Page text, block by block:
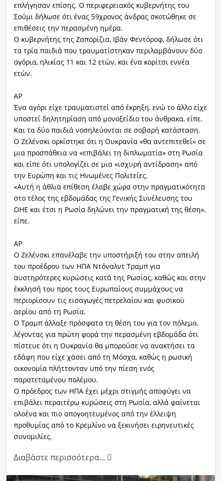
επλήγησαν επίσης. Ο περιφερειακός κυβερνήτης του
Σούμι δήλωσε ότι ένας 59χρονος άνδρας σκοτώθηκε σε
επιθέσεις την περασμένη ημέρα.
Ο κυβερνήτης της Ζαπορίζια, Ιβάν Φεντόροφ, δήλωσε ότι
τα τρία παιδιά που τραυματίστηκαν περιλαμβάνουν δύο
αγόρια, ηλικίας 11 και 12 ετών, και ένα κορίτσι εννέα
ετών.
ΑΡ
Ένα αγόρι είχε τραυματιστεί από έκρηξη, ενώ το άλλο είχε
υποστεί δηλητηρίαση από μονοξείδιο του άνθρακα, είπε.
Και τα δύο παιδιά νοσηλεύονται σε σοβαρή κατάσταση.
Ο Ζελένσκι ορκίστηκε ότι η Ουκρανία «θα αντεπιτεθεί» σε
μια προσπάθεια να «επιβάλει τη διπλωματία» στη Ρωσία
και είπε ότι υπολογίζει σε μια «ισχυρή αντίδραση» από
την Ευρώπη και τις Ηνωμένες Πολιτείες.
«Αυτή η άθλια επίθεση έλαβε χώρα στην πραγματικότητα
στο τέλος της εβδομάδας της Γενικής Συνέλευσης του
ΟΗΕ και έτσι η Ρωσία δηλώνει την πραγματική της θέση»,
είπε.
ΑΡ
Ο Ζελένσκι επανέλαβε την υποστήριξή του στην απειλή
του προέδρου των ΗΠΑ Ντόναλντ Τραμπ για
αυστηρότερες κυρώσεις κατά της Ρωσίας, καθώς και στην
έκκλησή του προς τους Ευρωπαίους συμμάχους να
περιορίσουν τις εισαγωγές πετρελαίου και φυσικού
αερίου από τη Ρωσία.
Ο Τραμπ άλλαξε πρόσφατα τη θέση του για τον πόλεμο,
λέγοντας για πρώτη φορά την περασμένη εβδομάδα ότι
πίστευε ότι η Ουκρανία θα μπορούσε να ανακτήσει τα
εδάφη που είχε χάσει από τη Μόσχα, καθώς η ρωσική
οικονομία πλήττονταν υπό την πίεση ενός
παρατεταμένου πολέμου.
Ο πρόεδρος των ΗΠΑ έχει μέχρι στιγμής αποφύγει να
επιβάλει περαιτέρω κυρώσεις στη Ρωσία, αλλά φαίνεται
ολοένα και πιο απογοητευμένος από την έλλειψη
προθυμίας από το Κρεμλίνο να ξεκινήσει ειρηνευτικές
συνομιλίες.
Διαβάστε περισσότερα...